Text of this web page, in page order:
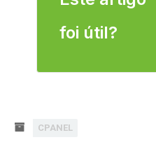
foi útil?
CPANEL